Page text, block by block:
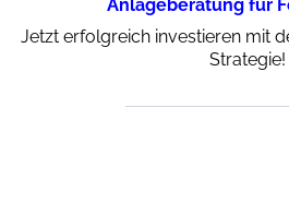
Anlageberatung für
Jetzt erfolgreich investieren mit
Strategie!